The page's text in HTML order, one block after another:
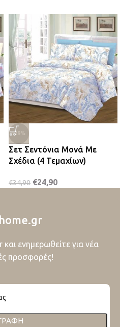
-29%
Σετ Σεντόνια Μονά Με
Σχέδια (4 Τεμαχίων)
€34,90 €24,90
ενημερωθείτε για νέα
προσφορές!